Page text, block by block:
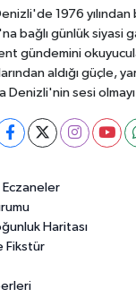
1976
bağlı günlük
gündemini
aldığı güçle,
Denizli'nin sesi
Haritası
Fikstür